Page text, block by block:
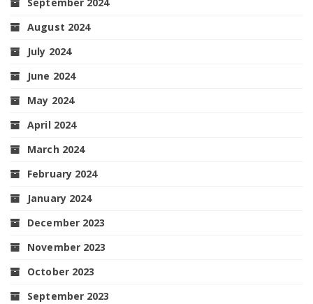
August 2024
July 2024
June 2024
May 2024
April 2024
March 2024
February 2024
January 2024
December 2023
November 2023
October 2023
September 2023